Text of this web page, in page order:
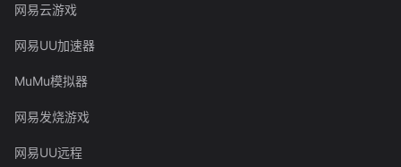
网易云游戏
网易UU加速器
MuMu模拟器
网易发烧游戏
网易UU远程